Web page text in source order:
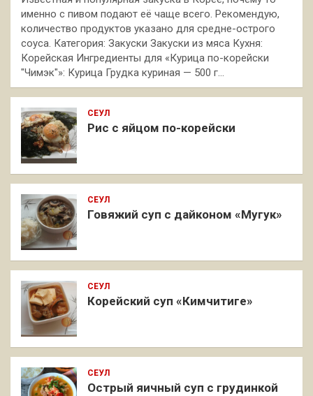
именно с пивом подают её чаще всего. Рекомендую,
количество продуктов указано для средне-острого
соуса. Категория: Закуски Закуски из мяса Кухня:
Корейская Ингредиенты для «Курица по-корейски
"Чимэк"»: Курица Грудка куриная — 500 г…
СЕУЛ
Рис с яйцом по-корейски
СЕУЛ
Говяжий суп с дайконом «Мугук»
СЕУЛ
Корейский суп «Кимчитиге»
СЕУЛ
Острый яичный суп с грудинкой